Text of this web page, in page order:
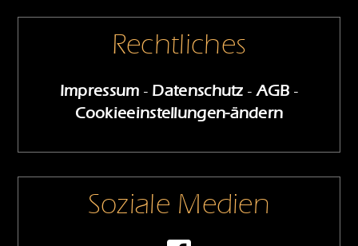
Rechtliches
Impressum - Datenschutz -AGB -
Cookieeinstellungen-ändern
Soziale Medien